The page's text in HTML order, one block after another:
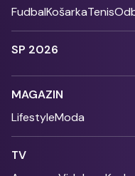
FudbalKošarkaTenis
SP 2026
MAGAZIN
LifestyleModa
TV